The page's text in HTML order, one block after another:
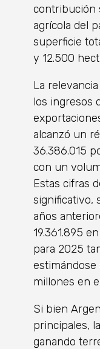
contribución
agrícola del
superficie
y 12.500
La
los ingresos
alcanzó un
36.386.015
con un
Estas cifras
significativo,
años
19.361.895
para 2025
estimándose
millones en
Si bien
principales,
ganando